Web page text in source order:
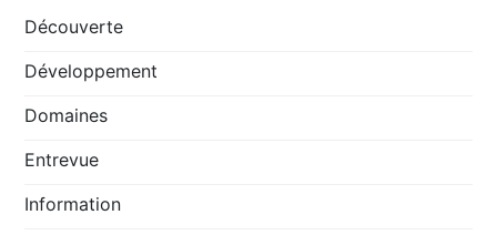
Découverte
Développement
Domaines
Entrevue
Information